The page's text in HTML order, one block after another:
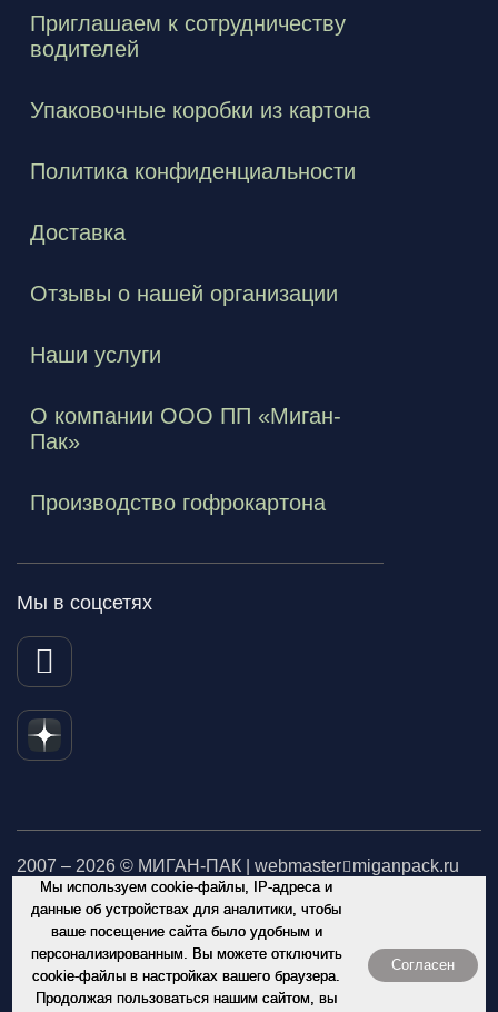
Мы используем cookie-файлы, IP-адреса и
данные об устройствах для аналитики, чтобы
ваше посещение сайта было удобным и
персонализированным. Вы можете отключить
cookie-файлы в настройках вашего браузера.
Продолжая пользоваться нашим сайтом, вы
Согласен
Приглашаем к сотрудничеству
водителей
Упаковочные коробки из картона
Политика конфиденциальности
Доставка
Отзывы о нашей организации
Наши услуги
О компании ООО ПП «Миган-
Пак»
Производство гофрокартона
Мы в соцсетях
2007 – 2026 © МИГАН-ПАК | webmaster miganpack.ru
Не является публичной офертой. Обращаем Ваше внимание
на то, что данный интернет-сайт носит исключительно
информационный характер и ни при каких условиях
информационные материалы и цены, размещенные на сайте,